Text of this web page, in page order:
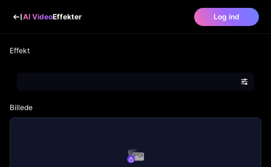
AI VideoEffekter Log ind
Effekt
Billede